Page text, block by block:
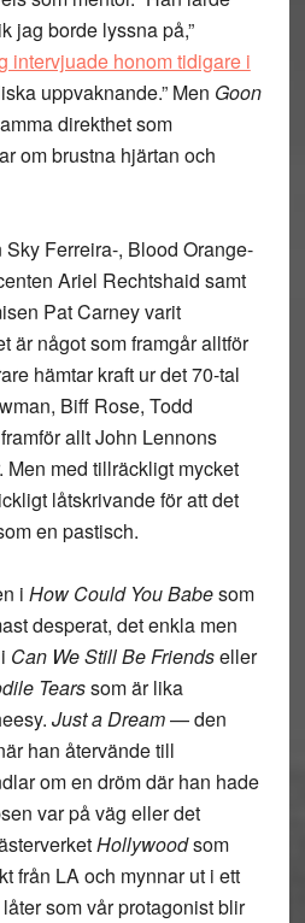
jag borde lyssna på,”
intervjuade honom tidigare i
uppvaknande.” Men Goon
direkthet som
om brustna hjärtan och
Ferreira-, Blood Orange-
Ariel Rechtshaid samt
Pat Carney varit
är något som framgår alltför
hämtar kraft ur det 70-tal
Biff Rose, Todd
allt John Lennons
Men med tillräckligt mycket
låtskrivande för att det
en pastisch.
i How Could You Babesom
desperat, det enkla men
Can We Still Be Friendseller
Tearssom är lika
Just a Dream— den
han återvände till
om en dröm där han hade
var på väg eller det
Hollywoodsom
från LA och mynnar ut i ett
som vår protagonist blir